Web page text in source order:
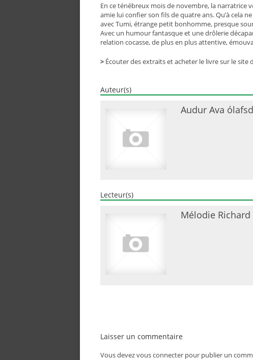
En ce ténébreux mois de novembre, la narratrice
amie lui confier son fils de quatre ans. Qu’à cela
avec Tumi, étrange petit bonhomme, presque
Avec un humour fantasque et une drôlerie
relation cocasse, de plus en plus attentive,
> Écouter des extraits et acheter le livre sur le site
Auteur(s)
Audur Ava
Lecteur(s)
Mélodie Richard
Laisser un commentaire
Vous devezvous connecter pour publier un